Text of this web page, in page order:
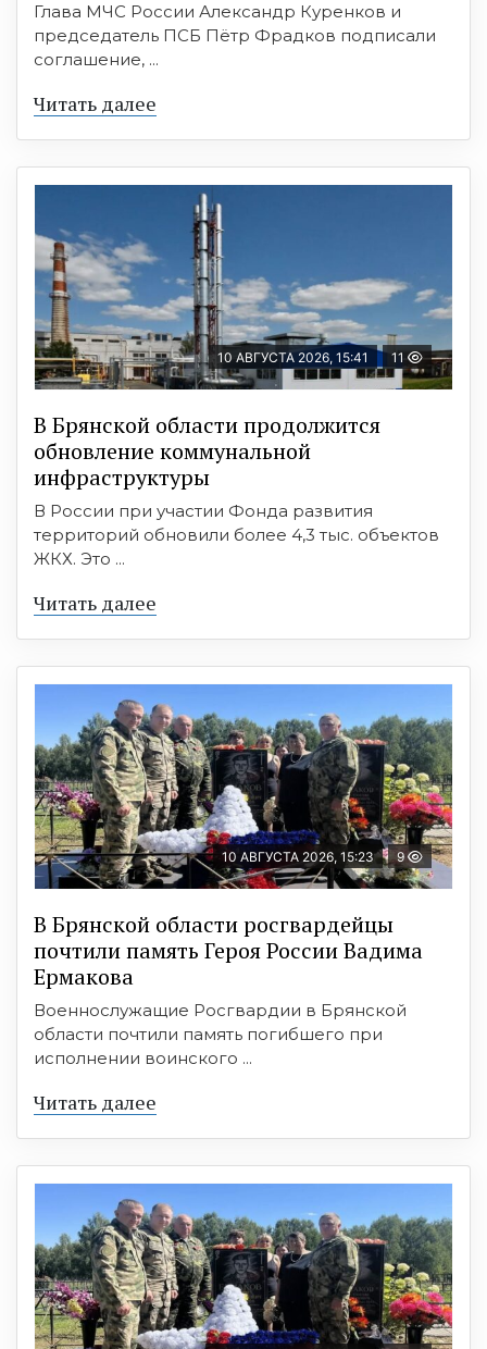
Глава МЧС России Александр Куренков и
председатель ПСБ Пётр Фрадков подписали
соглашение, ...
Читать далее
10 АВГУСТА 2026, 15:41 11
В Брянской области продолжится
обновление коммунальной
инфраструктуры
В России при участии Фонда развития
территорий обновили более 4,3 тыс. объектов
ЖКХ. Это ...
Читать далее
10 АВГУСТА 2026, 15:23 9
В Брянской области росгвардейцы
почтили память Героя России Вадима
Ермакова
Военнослужащие Росгвардии в Брянской
области почтили память погибшего при
исполнении воинского ...
Читать далее